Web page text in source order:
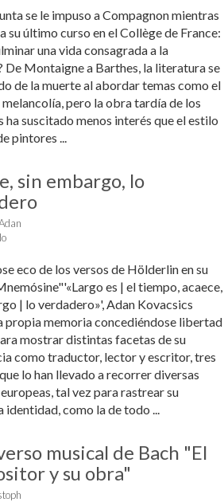
se le impuso a Compagnon mientras
su último curso en el Collège de France:
una vida consagrada a la
De Montaigne a Barthes, la literatura se
de la muerte al abordar temas como el
melancolía, pero la obra tardía de los
ha suscitado menos interés que el estilo
pintores ...
sin embargo, lo
eco de los versos de Hölderlin en su
es | el tiempo, acaece,
| lo verdadero»', Adan Kovacsics
propia memoria concediéndose libertad
mostrar distintas facetas de su
como traductor, lector y escritor, tres
lo han llevado a recorrer diversas
tal vez para rastrear su
identidad, como la de todo ...
musical de Bach "El
y su obra"